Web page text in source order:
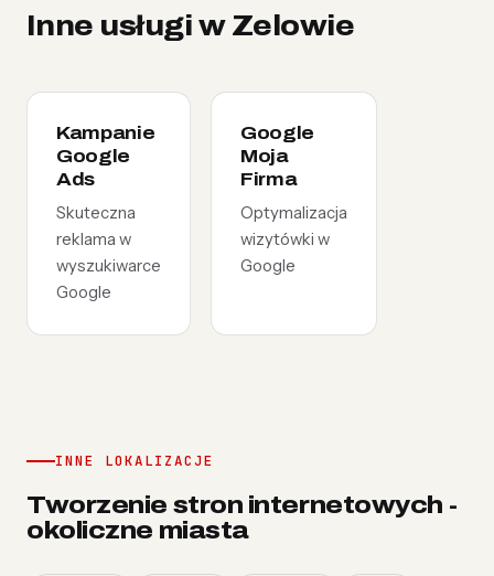
Inne usługi w Zelowie
Kampanie
Google
Ads
Skuteczna
reklama w
wyszukiwarce
Google
Google
Moja
Firma
Optymalizacja
wizytówki w
Google
INNE LOKALIZACJE
Tworzenie stron internetowych -
okoliczne miasta